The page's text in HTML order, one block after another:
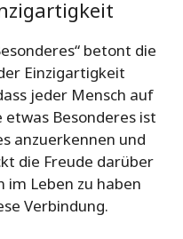
betont die
Einzigartigkeit
jeder Mensch auf
etwas Besonderes ist
anzuerkennen und
die Freude darüber
im Leben zu haben
Verbindung.